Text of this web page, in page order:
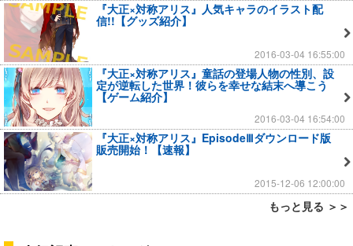
『大正×対称アリス』人気キャラのイラスト配
信!!【グッズ紹介】
2016-03-04 16:55:00
『大正×対称アリス』童話の登場人物の性別、設
定が逆転した世界！彼らを幸せな結末へ導こう
【ゲーム紹介】
2016-03-04 16:54:00
『大正×対称アリス』EpisodeⅢダウンロード版
販売開始！【速報】
2015-12-06 12:00:00
もっと見る ＞＞